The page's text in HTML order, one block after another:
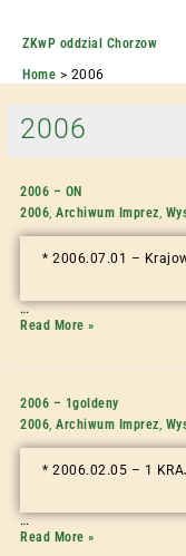
ZKwP oddzial Chorzow
Home
2006
2006
2006 – ON
2006,Archiwum Imprez,
* 2006.07.01 –
…
Read More »
2006 – 1goldeny
2006,Archiwum Imprez,
* 2006.02.05 – 1
…
Read More »